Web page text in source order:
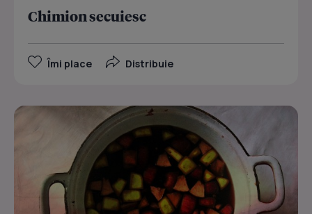
Chimion secuiesc
Îmi place Distribuie